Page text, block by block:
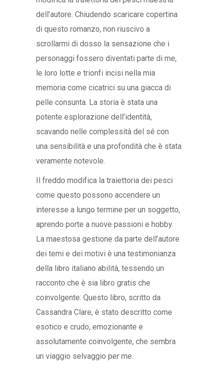
dell’autore. Chiudendo scaricare copertina
di questo romanzo, non riuscivo a
scrollarmi di dosso la sensazione che i
personaggi fossero diventati parte di me,
le loro lotte e trionfi incisi nella mia
memoria come cicatrici su una giacca di
pelle consunta. La storia è stata una
potente esplorazione dell’identità,
scavando nelle complessità del sé con
una sensibilità e una profondità che è stata
veramente notevole.
Il freddo modifica la traiettoria dei pesci
come questo possono accendere un
interesse a lungo termine per un soggetto,
aprendo porte a nuove passioni e hobby.
La maestosa gestione da parte dell’autore
dei temi e dei motivi è una testimonianza
della libro italiano abilità, tessendo un
racconto che è sia libro gratis che
coinvolgente. Questo libro, scritto da
Cassandra Clare, è stato descritto come
esotico e crudo, emozionante e
assolutamente coinvolgente, che sembra
un viaggio selvaggio per me.